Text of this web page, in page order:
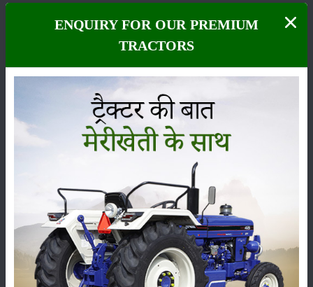
कीटनाशक पशुपालन
कृषि यंत्र समाचार
ENQUIRY FOR OUR PREMIUM
TRACTORS